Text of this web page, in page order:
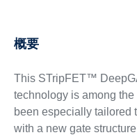
概要
This STripFET™
technology is among
been especially tailored
with a new gate